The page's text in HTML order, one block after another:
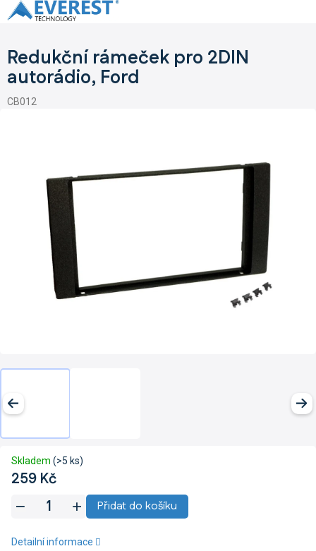
Přejít
na
Redukční rámeček pro 2DIN
autorádio, Ford
CB012
259 Kč
Skladem (>5 ks)
Přidat do košíku
Detailní informace